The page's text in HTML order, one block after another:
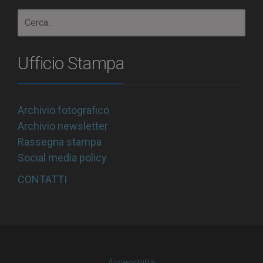
Ufficio Stampa
Archivio fotografico
Archivio newsletter
Rassegna stampa
Social media policy
CONTATTI